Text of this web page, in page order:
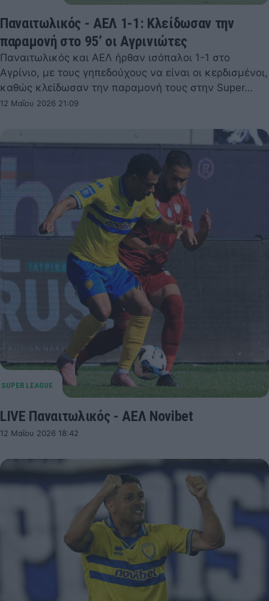
Παναιτωλικός - ΑΕΛ 1-1: Κλείδωσαν την
παραμονή στο 95’ οι Αγρινιώτες
Παναιτωλικός και ΑΕΛ ήρθαν ισόπαλοι 1-1 στο
Αγρίνιο, με τους γηπεδούχους να είναι οι κερδισμένοι,
καθώς κλείδωσαν την παραμονή τους στην Super…
12 Μαΐου 2026 21:09
LIVE Παναιτωλικός - ΑΕΛ Novibet
12 Μαΐου 2026 18:42